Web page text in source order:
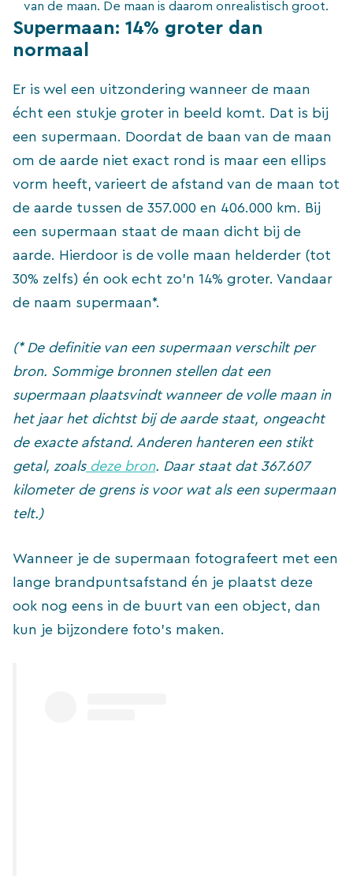
van de maan. De maan is daarom onrealistisch groot.
Supermaan: 14% groter dan
normaal
Er is wel een uitzondering wanneer de maan
écht een stukje groter in beeld komt. Dat is bij
een supermaan. Doordat de baan van de maan
om de aarde niet exact rond is maar een ellips
vorm heeft, varieert de afstand van de maan tot
de aarde tussen de 357.000 en 406.000 km. Bij
een supermaan staat de maan dicht bij de
aarde. Hierdoor is de volle maan helderder (tot
30% zelfs) én ook echt zo’n 14% groter. Vandaar
de naam supermaan*.
(* De definitie van een supermaan verschilt per
bron. Sommige bronnen stellen dat een
supermaan plaatsvindt wanneer de volle maan in
het jaar het dichtst bij de aarde staat, ongeacht
de exacte afstand. Anderen hanteren een stikt
getal, zoalsdeze bron. Daar staat dat 367.607
kilometer de grens is voor wat als een supermaan
telt.)
Wanneer je de supermaan fotografeert met een
lange brandpuntsafstand én je plaatst deze
ook nog eens in de buurt van een object, dan
kun je bijzondere foto’s maken.